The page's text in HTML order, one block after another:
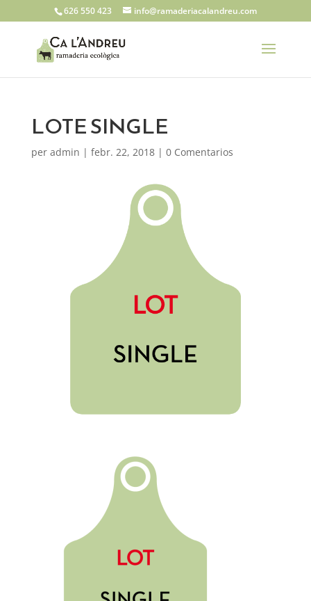
626 550 423 info@ramaderiacalandreu.com
LOTE SINGLE
per admin | febr. 22, 2018| 0 Comentarios